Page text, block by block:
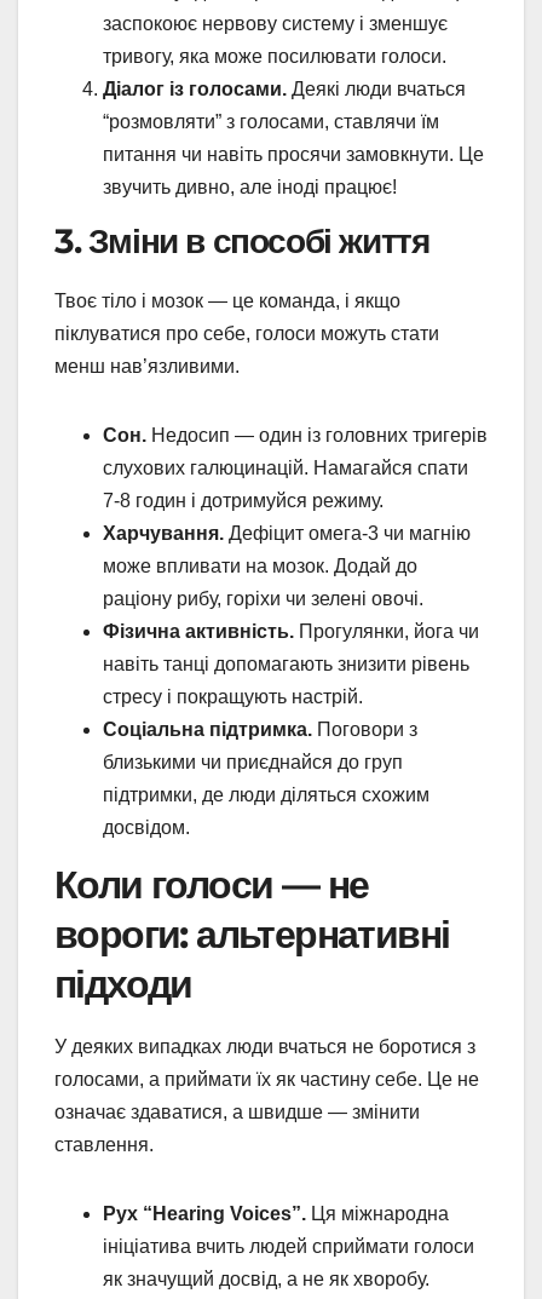
заспокоює нервову систему і зменшує
тривогу, яка може посилювати голоси.
Діалог із голосами. Деякі люди вчаться
“розмовляти” з голосами, ставлячи їм
питання чи навіть просячи замовкнути. Це
звучить дивно, але іноді працює!
3. Зміни в способі життя
Твоє тіло і мозок — це команда, і якщо
піклуватися про себе, голоси можуть стати
менш нав’язливими.
Сон. Недосип — один із головних тригерів
слухових галюцинацій. Намагайся спати
7-8 годин і дотримуйся режиму.
Харчування. Дефіцит омега-3 чи магнію
може впливати на мозок. Додай до
раціону рибу, горіхи чи зелені овочі.
Фізична активність. Прогулянки, йога чи
навіть танці допомагають знизити рівень
стресу і покращують настрій.
Соціальна підтримка. Поговори з
близькими чи приєднайся до груп
підтримки, де люди діляться схожим
досвідом.
Коли голоси — не
вороги: альтернативні
підходи
У деяких випадках люди вчаться не боротися з
голосами, а приймати їх як частину себе. Це не
означає здаватися, а швидше — змінити
ставлення.
Рух “Hearing Voices”. Ця міжнародна
ініціатива вчить людей сприймати голоси
як значущий досвід, а не як хворобу.